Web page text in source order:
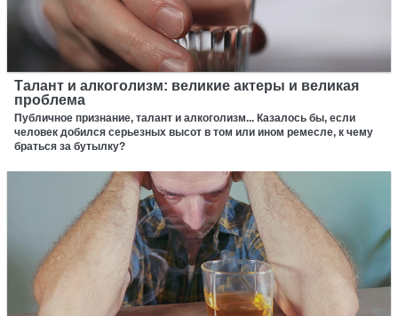
Талант и алкоголизм: великие актеры и великая
проблема
Публичное признание, талант и алкоголизм... Казалось бы, если
человек добился серьезных высот в том или ином ремесле, к чему
браться за бутылку?